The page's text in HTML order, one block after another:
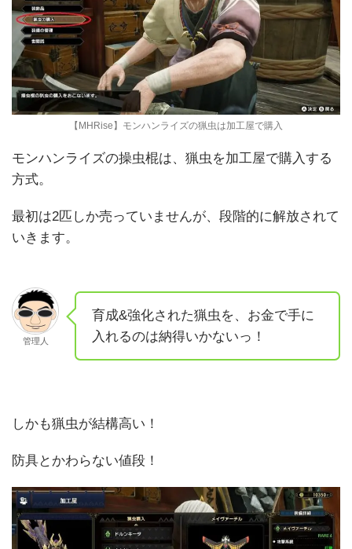
【MHRise】モンハンライズの猟虫は加工屋で購入
モンハンライズの操虫棍は、猟虫を加工屋で購入する
方式。
最初は2匹しか売っていませんが、段階的に解放されて
いきます。
管理人
育成&強化された猟虫を、お金で手に
入れるのは納得いかないっ！
しかも猟虫が結構高い！
防具とかわらない値段！